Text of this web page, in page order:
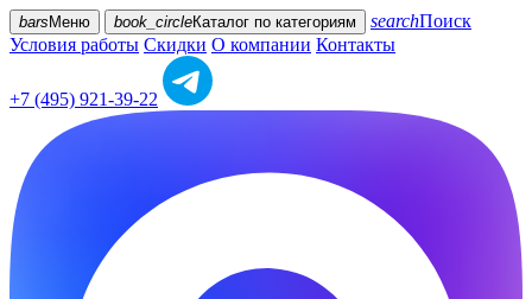
bars Меню book_circleКаталог по категориям searchПоиск
Условия работы Скидки О компании Контакты
+7 (495) 921-39-22